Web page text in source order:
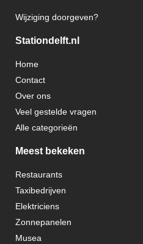
Wijziging doorgeven?
Stationdelft.nl
Home
Contact
Over ons
Veel gestelde vragen
Alle categorieën
Meest bekeken
Restaurants
Taxibedrijven
Elektriciens
Zonnepanelen
Musea